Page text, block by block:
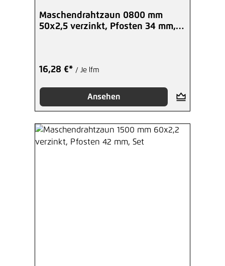
Maschendrahtzaun 0800 mm
50x2,5 verzinkt, Pfosten 34 mm,
16,28 €* / Je lfm
Ansehen